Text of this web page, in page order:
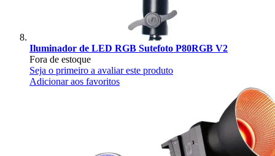
Iluminador de LED RGB Sutefoto P80RGB V2
Fora de estoque
Seja o primeiro a avaliar este produto
Adicionar aos favoritos